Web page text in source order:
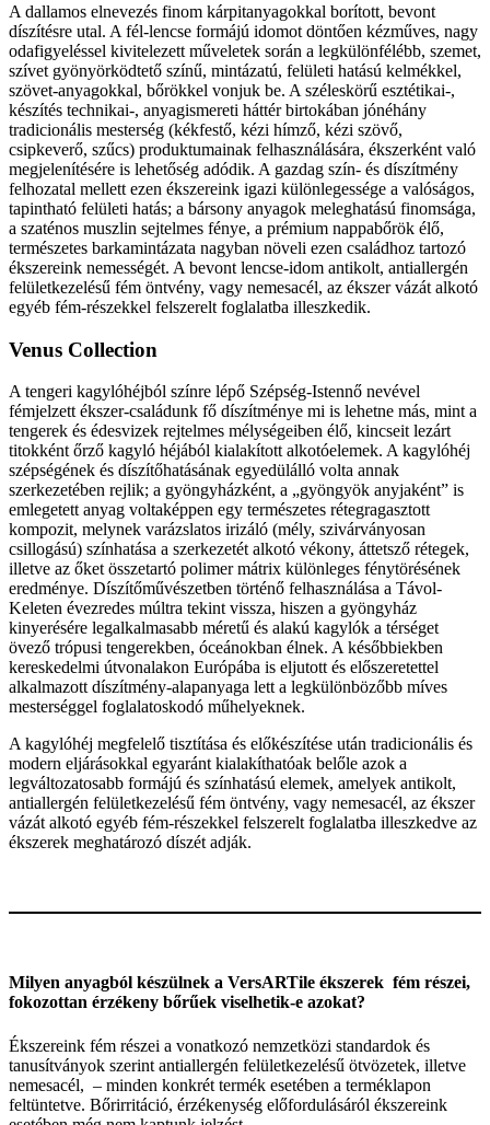
A dallamos elnevezés finom kárpitanyagokkal borított, bevont
díszítésre utal. A fél-lencse formájú idomot döntően kézműves, nagy
odafigyeléssel kivitelezett műveletek során a legkülönfélébb, szemet,
szívet gyönyörködtető színű, mintázatú, felületi hatású kelmékkel,
szövet-anyagokkal, bőrökkel vonjuk be. A széleskörű esztétikai-,
készítés technikai-, anyagismereti háttér birtokában jónéhány
tradicionális mesterség (kékfestő, kézi hímző, kézi szövő,
csipkeverő, szűcs) produktumainak felhasználására, ékszerként való
megjelenítésére is lehetőség adódik. A gazdag szín- és díszítmény
felhozatal mellett ezen ékszereink igazi különlegessége a valóságos,
tapintható felületi hatás; a bársony anyagok meleghatású finomsága,
a szaténos muszlin sejtelmes fénye, a prémium nappabőrök élő,
természetes barkamintázata nagyban növeli ezen családhoz tartozó
ékszereink nemességét. A bevont lencse-idom antikolt, antiallergén
felületkezelésű fém öntvény, vagy nemesacél, az ékszer vázát alkotó
egyéb fém-részekkel felszerelt foglalatba illeszkedik.
Venus Collection
A tengeri kagylóhéjból színre lépő Szépség-Istennő nevével
fémjelzett ékszer-családunk fő díszítménye mi is lehetne más, mint a
tengerek és édesvizek rejtelmes mélységeiben élő, kincseit lezárt
titokként őrző kagyló héjából kialakított alkotóelemek. A kagylóhéj
szépségének és díszítőhatásának egyedülálló volta annak
szerkezetében rejlik; a gyöngyházként, a „gyöngyök anyjaként” is
emlegetett anyag voltaképpen egy természetes rétegragasztott
kompozit, melynek varázslatos irizáló (mély, szivárványosan
csillogású) színhatása a szerkezetét alkotó vékony, áttetsző rétegek,
illetve az őket összetartó polimer mátrix különleges fénytörésének
eredménye. Díszítőművészetben történő felhasználása a Távol-
Keleten évezredes múltra tekint vissza, hiszen a gyöngyház
kinyerésére legalkalmasabb méretű és alakú kagylók a térséget
övező trópusi tengerekben, óceánokban élnek. A későbbiekben
kereskedelmi útvonalakon Európába is eljutott és előszeretettel
alkalmazott díszítmény-alapanyaga lett a legkülönbözőbb míves
mesterséggel foglalatoskodó műhelyeknek.
A kagylóhéj megfelelő tisztítása és előkészítése után tradicionális és
modern eljárásokkal egyaránt kialakíthatóak belőle azok a
legváltozatosabb formájú és színhatású elemek, amelyek antikolt,
antiallergén felületkezelésű fém öntvény, vagy nemesacél, az ékszer
vázát alkotó egyéb fém-részekkel felszerelt foglalatba illeszkedve az
ékszerek meghatározó díszét adják.
Milyen anyagból készülnek a VersARTile ékszerek fém részei,
fokozottan érzékeny bőrűek viselhetik-e azokat?
Ékszereink fém részei a vonatkozó nemzetközi standardok és
tanusítványok szerint antiallergén felületkezelésű ötvözetek, illetve
nemesacél, – minden konkrét termék esetében a terméklapon
feltüntetve. Bőrirritáció, érzékenység előfordulásáról ékszereink